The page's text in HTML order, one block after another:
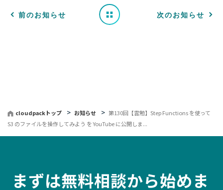
前のお知らせ 一 次のお知らせ
cloudpackトップ お知らせ
第130回【雲勉】Step Functions を使って
S3 のファイルを操作してみよう を YouTube に公開しま...
まずは無料相談から始めま